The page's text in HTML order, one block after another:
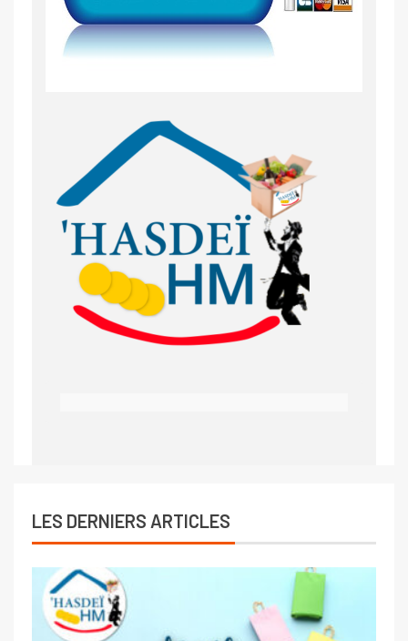
LES DERNIERS ARTICLES